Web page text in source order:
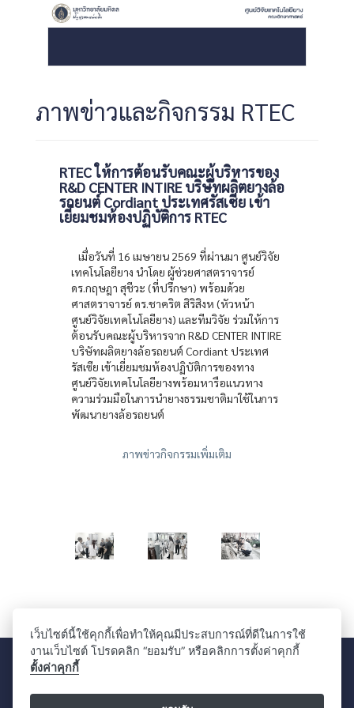
ภาพข่าวและกิจกรรม RTEC
RTEC ให้การต้อนรับคณะผู้บริหารของ
R&D CENTER INTIRE บริษัทผลิตยางล้อ
รถยนต์ Cordiant ประเทศรัสเซีย เข้า
เยี่ยมชมห้องปฏิบัติการ RTEC
เมื่อวันที่ 16 เมษายน 2569 ที่ผ่านมา ศูนย์วิจัย
เทคโนโลยียาง นำโดย ผู้ช่วยศาสตราจารย์
ดร.กฤษฎา สุชีวะ (ที่ปรึกษา) พร้อมด้วย
ศาสตราจารย์ ดร.ชาคริต สิริสิงห (หัวหน้า
ศูนย์วิจัยเทคโนโลยียาง) และทีมวิจัย ร่วมให้การ
ต้อนรับคณะผู้บริหารจาก R&D CENTER INTIRE
บริษัทผลิตยางล้อรถยนต์ Cordiant ประเทศ
รัสเซีย เข้าเยี่ยมชมห้องปฏิบัติการของทาง
ศูนย์วิจัยเทคโนโลยียางพร้อมหารือแนวทาง
ความร่วมมือในการนำยางธรรมชาติมาใช้ในการ
พัฒนายางล้อรถยนต์
ภาพข่าวกิจกรรมเพิ่มเติม
ศูนย์วิจัยเทคโนโลยียาง คณะวิทยาศาสตร์ มหาวิทยาลัยมหิดล
จังหวัดนครปฐม 73170
เว็บไซต์นี้ใช้คุกกี้เพื่อทำให้คุณมีประสบการณ์ที่ดีในการใช้
งานเว็บไซต์ โปรดคลิก “ยอมรับ” หรือคลิกการตั้งค่าคุกกี้
ตั้งค่าคุกกี้